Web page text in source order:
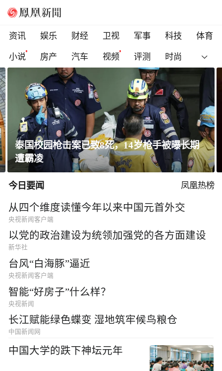
资讯 娱乐 财经 卫视 军事 科技
体育
小说
房产 汽车 视频 评测 时尚
泰国校园枪击案已致8死，14岁枪手被曝长期
遭霸凌
今日要闻 凤凰热榜
从四个维度读懂今年以来中国元首外交
央视新闻客户端
以党的政治建设为统领加强党的各方面建设
新华社
台风“白海豚”逼近
央视新闻客户端
智能“好房子”什么样？
央视新闻
长江赋能绿色蝶变 湿地筑牢候鸟粮仓
中国新闻网
中国大学的跌下神坛元年